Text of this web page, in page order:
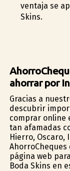
ventaja se
Skins.
ahorrar por
Gracias a
descubrir
comprar online
tan afamadas
Hierro, Oscaro,
AhorroCheques
página web
Boda Skins en